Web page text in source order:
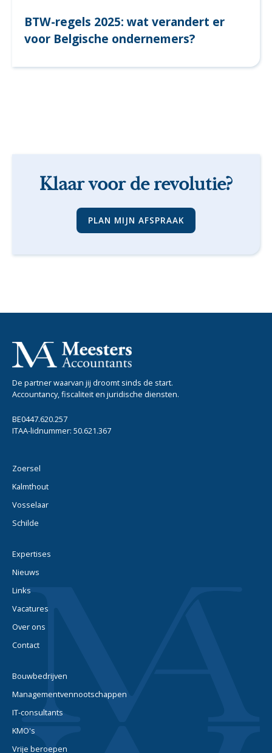
BTW-regels 2025: wat verandert er
voor Belgische ondernemers?
Klaar voor de revolutie?
PLAN MIJN AFSPRAAK
De partner waarvan jij droomt sinds de start.
Accountancy, fiscaliteit en juridische diensten.
BE0447.620.257
ITAA-lidnummer: 50.621.367
Zoersel
Kalmthout
Vosselaar
Schilde
Expertises
Nieuws
Links
Vacatures
Over ons
Contact
Bouwbedrijven
Managementvennootschappen
IT-consultants
KMO's
Vrije beroepen